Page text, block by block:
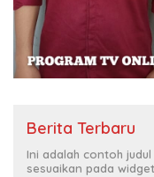
Berita Terbaru
Ini adalah contoh
sesuaikan pada widget